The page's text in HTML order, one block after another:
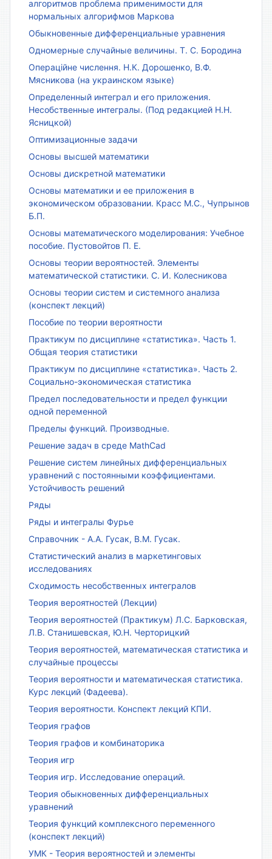
алгоритмов проблема применимости для
нормальных алгорифмов Маркова
Обыкновенные дифференциальные уравнения
Одномерные случайные величины. Т. С. Бородина
Операційне числення. Н.К. Дорошенко, В.Ф.
Мясникова (на украинском языке)
Определенный интеграл и его приложения.
Несобственные интегралы. (Под редакцией Н.Н.
Ясницкой)
Оптимизационные задачи
Основы высшей математики
Основы дискретной математики
Основы математики и ее приложения в
экономическом образовании. Красс М.С., Чупрынов
Б.П.
Основы математического моделирования: Учебное
пособие. Пустовойтов П. Е.
Основы теории вероятностей. Элементы
математической статистики. С. И. Колесникова
Основы теории систем и системного анализа
(конспект лекций)
Пособие по теории вероятности
Практикум по дисциплине «статистика». Часть 1.
Общая теория статистики
Практикум по дисциплине «статистика». Часть 2.
Социально-экономическая статистика
Предел последовательности и предел функции
одной переменной
Пределы функций. Производные.
Решение задач в среде MathCad
Решение систем линейных дифференциальных
уравнений с постоянными коэффициентами.
Устойчивость решений
Ряды
Ряды и интегралы Фурье
Справочник - А.А. Гусак, В.М. Гусак.
Статистический анализ в маркетинговых
исследованиях
Сходимость несобственных интегралов
Теория вероятностей (Лекции)
Теория вероятностей (Практикум) Л.С. Барковская,
Л.В. Станишевская, Ю.Н. Черторицкий
Теория вероятностей, математическая статистика и
случайные процессы
Теория вероятности и математическая статистика.
Курс лекций (Фадеева).
Теория вероятности. Конспект лекций КПИ.
Теория графов
Теория графов и комбинаторика
Теория игр
Теория игр. Исследование операций.
Теория обыкновенных дифференциальных
уравнений
Теория функций комплексного переменного
(конспект лекций)
УМК - Теория вероятностей и элементы